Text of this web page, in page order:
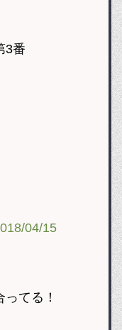
3番
04/15
てる！